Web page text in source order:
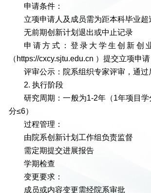
申请条件：
立项申请人及成员需为距本科毕业超
无前期创新计划退出或中止记录
申请方式：登录大学生创新创
（https://cxcy.sjtu.edu.cn ）提交立项申请
评审公示：院系组织专家评审，通
2. 执行阶段
研究周期：一般为1-2年（1年项目
分≤6）
过程管理：
由院系创新计划工作组负责监督
需定期提交进展报告
学期检查
变更要求：
成员或内容变更需经院系审批